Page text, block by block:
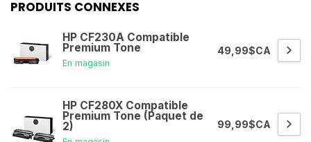
PRODUITS CONNEXES
HP CF230A Compatible
Premium Tone
En magasin
49,99$CA
HP CF280X Compatible
Premium Tone (Paquet de
2) 99,99$CA